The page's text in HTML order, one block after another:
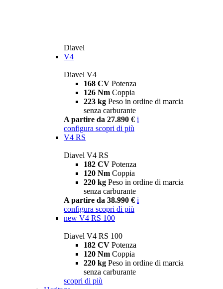
Diavel
V4
Diavel V4
168 CV Potenza
126 Nm Coppia
223 kg Peso in ordine di marcia
senza carburante
A partire da 27.890 € i
configura scopri di più
V4 RS
Diavel V4 RS
182 CV Potenza
120 Nm Coppia
220 kg Peso in ordine di marcia
senza carburante
A partire da 38.990 € i
configura scopri di più
new V4 RS 100
Diavel V4 RS 100
182 CV Potenza
120 Nm Coppia
220 kg Peso in ordine di marcia
senza carburante
scopri di più